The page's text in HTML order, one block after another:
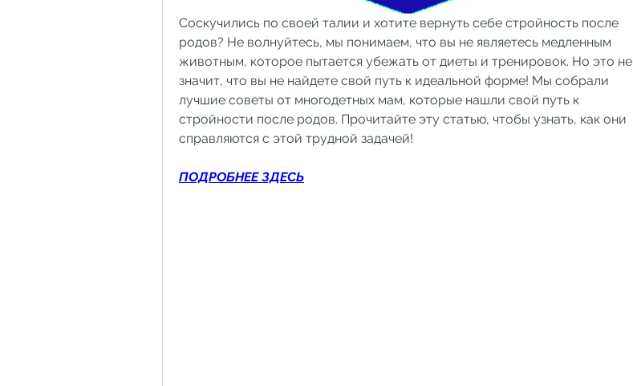
Соскучились по своей талии и хотите вернуть себе стройность после
родов? Не волнуйтесь, мы понимаем, что вы не являетесь медленным
животным, которое пытается убежать от диеты и тренировок. Но это не
значит, что вы не найдете свой путь к идеальной форме! Мы собрали
лучшие советы от многодетных мам, которые нашли свой путь к
стройности после родов. Прочитайте эту статью, чтобы узнать, как они
справляются с этой трудной задачей!
ПОДРОБНЕЕ ЗДЕСЬ